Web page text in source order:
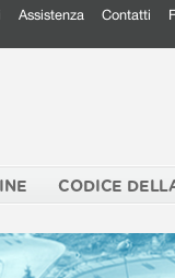
Assistenza Contatti
CODICE